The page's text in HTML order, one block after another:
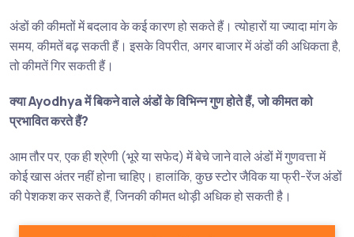
अंडों की कीमतों में बदलाव के कई कारण हो सकते हैं। त्योहारों या ज्यादा मांग के
समय, कीमतें बढ़ सकती हैं। इसके विपरीत, अगर बाजार में अंडों की अधिकता है,
तो कीमतें गिर सकती हैं।
क्या Ayodhya में बिकने वाले अंडों के विभिन्न गुण होते हैं, जो कीमत को
प्रभावित करते हैं?
आम तौर पर, एक ही श्रेणी (भूरे या सफेद) में बेचे जाने वाले अंडों में गुणवत्ता में
कोई खास अंतर नहीं होना चाहिए। हालांकि, कुछ स्टोर जैविक या फ्री-रेंज अंडों
की पेशकश कर सकते हैं, जिनकी कीमत थोड़ी अधिक हो सकती है।